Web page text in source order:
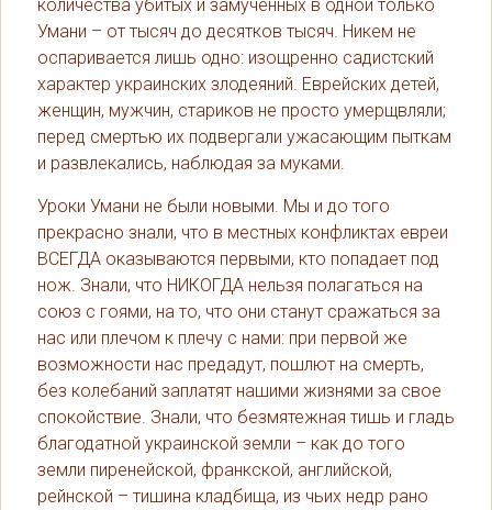
количества убитых и замученных в одной только
Умани – от тысяч до десятков тысяч. Никем не
оспаривается лишь одно: изощренно садистский
характер украинских злодеяний. Еврейских детей,
женщин, мужчин, стариков не просто умерщвляли;
перед смертью их подвергали ужасающим пыткам
и развлекались, наблюдая за муками.
Уроки Умани не были новыми. Мы и до того
прекрасно знали, что в местных конфликтах евреи
ВСЕГДА оказываются первыми, кто попадает под
нож. Знали, что НИКОГДА нельзя полагаться на
союз с гоями, на то, что они станут сражаться за
нас или плечом к плечу с нами: при первой же
возможности нас предадут, пошлют на смерть,
без колебаний заплатят нашими жизнями за свое
спокойствие. Знали, что безмятежная тишь и гладь
благодатной украинской земли – как до того
земли пиренейской, франкской, английской,
рейнской – тишина кладбища, из чьих недр рано